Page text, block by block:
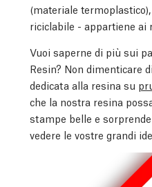
(materiale
riciclabile - appartiene ai
Vuoi saperne di più sui
Resin? Non dimenticare
dedicata alla resina su
che la nostra resina
stampe belle e
vedere le vostre grandi